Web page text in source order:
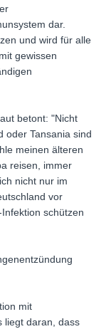
dar.
und wird für alle
gewissen
betont: "Nicht
oder Tansania sind
meinen älteren
reisen, immer
nicht nur im
vor
schützen
mit
liegt daran, dass